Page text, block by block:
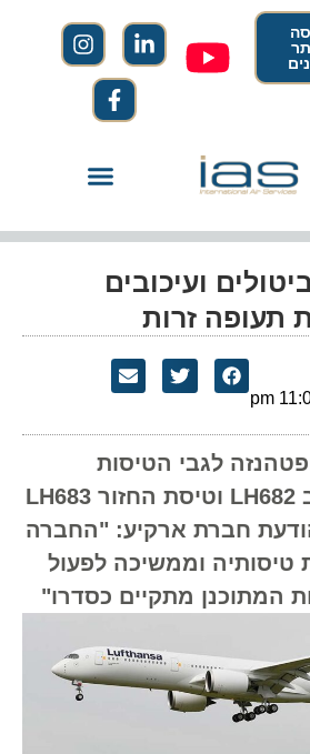
ועיכובים
תעופה זרות
11:06
לגבי הטיסות
ממינכן לתל אביב LH682 וטיסת החזור LH683
חברת ארקיע: "החברה
טיסותיה וממשיכה לפעול
המתוכנן מתקיים כסדרו"